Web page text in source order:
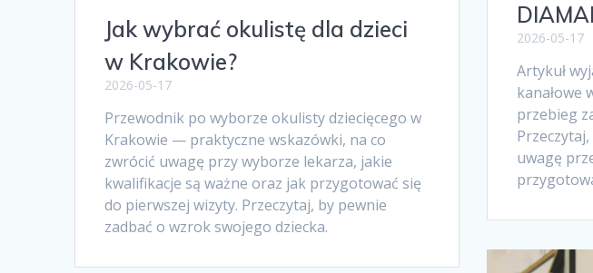
2026-05-17
Artykuł
kanałowe
przebieg
uwagę
Jak wybrać okulistę dla dzieci
w Krakowie?
2026-05-17
Przewodnik po wyborze okulisty dziecięcego w
Krakowie — praktyczne wskazówki, na co
zwrócić uwagę przy wyborze lekarza, jakie
kwalifikacje są ważne oraz jak przygotować się
do pierwszej wizyty. Przeczytaj, by pewnie
zadbać o wzrok swojego dziecka.